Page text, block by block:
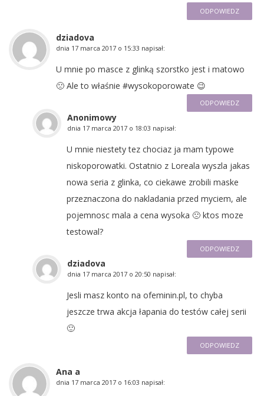
ODPOWIEDZ
dziadova
dnia 17 marca 2017 o 15:33 napisał:
U mnie po masce z glinką szorstko jest i matowo
🙁 Ale to właśnie #wysokoporowate 😉
ODPOWIEDZ
Anonimowy
dnia 17 marca 2017 o 18:03 napisał:
U mnie niestety tez chociaz ja mam typowe
niskoporowatki. Ostatnio z Loreala wyszla jakas
nowa seria z glinka, co ciekawe zrobili maske
przeznaczona do nakladania przed myciem, ale
pojemnosc mala a cena wysoka 🙁 ktos moze
testowal?
ODPOWIEDZ
dziadova
dnia 17 marca 2017 o 20:50 napisał:
Jesli masz konto na ofeminin.pl, to chyba
jeszcze trwa akcja łapania do testów całej serii
🙂
ODPOWIEDZ
Ana a
dnia 17 marca 2017 o 16:03 napisał: